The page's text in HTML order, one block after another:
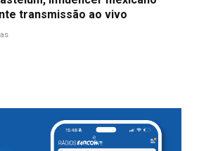
transmissão ao vivo